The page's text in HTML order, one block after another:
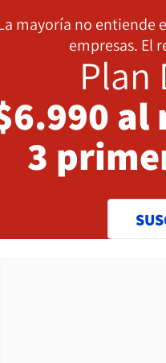
mayoría no entiende
empresas. El
Plan
al
3